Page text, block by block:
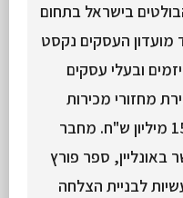
בישראל בתחום
מועדון העסקים נקסט
לבל, אשר ליווה מעל 300 יזמים ובעלי עסקים
מחזורי מכירות
מצטברים של למעלה מ־150 מיליון ש"ח. מחבר
ספר פורץ
לבניית הצלחה